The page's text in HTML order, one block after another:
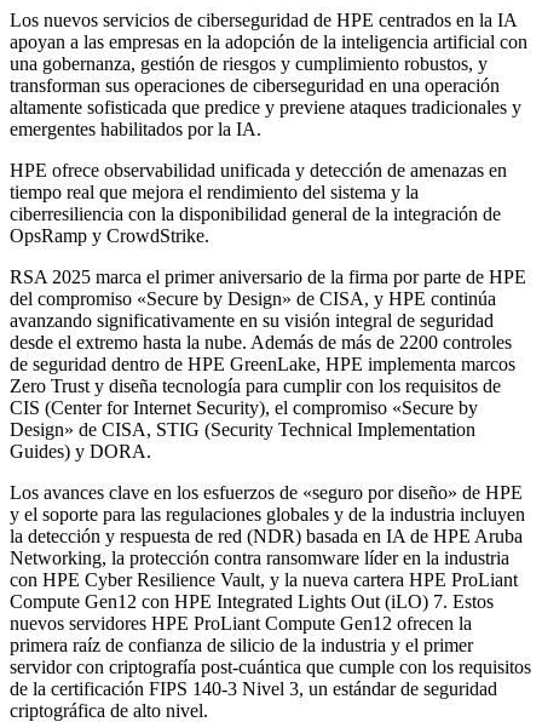
Los nuevos servicios de ciberseguridad de HPE centrados en la IA
apoyan a las empresas en la adopción de la inteligencia artificial con
una gobernanza, gestión de riesgos y cumplimiento robustos, y
transforman sus operaciones de ciberseguridad en una operación
altamente sofisticada que predice y previene ataques tradicionales y
emergentes habilitados por la IA.
HPE ofrece observabilidad unificada y detección de amenazas en
tiempo real que mejora el rendimiento del sistema y la
ciberresiliencia con la disponibilidad general de la integración de
OpsRamp y CrowdStrike.
RSA 2025 marca el primer aniversario de la firma por parte de HPE
del compromiso «Secure by Design» de CISA, y HPE continúa
avanzando significativamente en su visión integral de seguridad
desde el extremo hasta la nube. Además de más de 2200 controles
de seguridad dentro de HPE GreenLake, HPE implementa marcos
Zero Trust y diseña tecnología para cumplir con los requisitos de
CIS (Center for Internet Security), el compromiso «Secure by
Design» de CISA, STIG (Security Technical Implementation
Guides) y DORA.
Los avances clave en los esfuerzos de «seguro por diseño» de HPE
y el soporte para las regulaciones globales y de la industria incluyen
la detección y respuesta de red (NDR) basada en IA de HPE Aruba
Networking, la protección contra ransomware líder en la industria
con HPE Cyber Resilience Vault, y la nueva cartera HPE ProLiant
Compute Gen12 con HPE Integrated Lights Out (iLO) 7. Estos
nuevos servidores HPE ProLiant Compute Gen12 ofrecen la
primera raíz de confianza de silicio de la industria y el primer
servidor con criptografía post-cuántica que cumple con los requisitos
de la certificación FIPS 140-3 Nivel 3, un estándar de seguridad
criptográfica de alto nivel.